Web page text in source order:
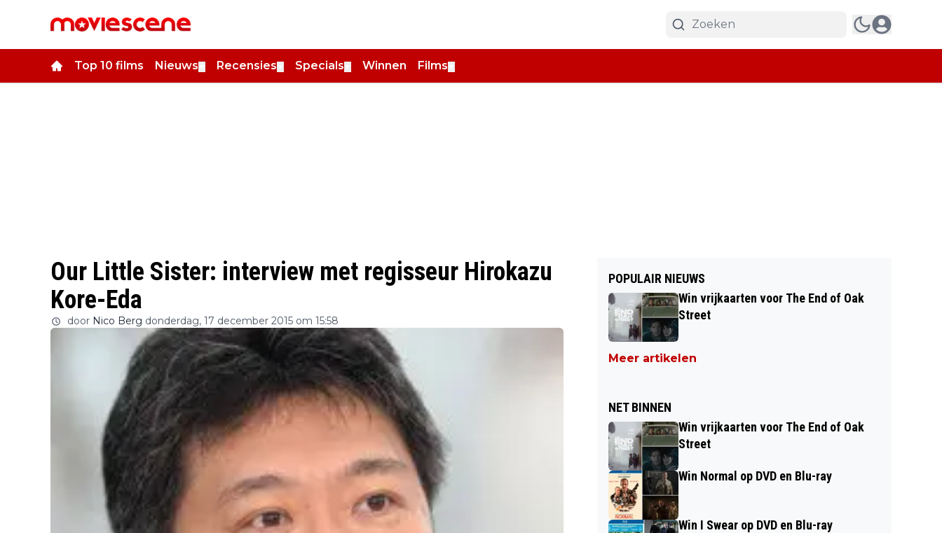
Top 10 films Nieuws Recensies Specials Winnen Films
Our Little Sister: interview met regisseur Hirokazu
Kore-Eda
door Nico Berg donderdag, 17 december 2015 om 15:58
POPULAIR NIEUWS
Win vrijkaarten voor The End of Oak
Street
Meer artikelen
NET BINNEN
Win vrijkaarten voor The End of Oak
Street
Win Normal op DVD en Blu-ray
Win I Swear op DVD en Blu-ray